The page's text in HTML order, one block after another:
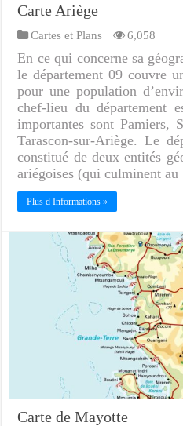
Carte Ariège
Cartes et Plans 6,058
En ce qui concerne sa
le département 09 couvre
pour une population
chef-lieu du département
importantes sont Pamiers,
Tarascon-sur-Ariège. Le
constitué de deux entités
ariégoises (qui culminent
Plus d Informations »
Carte de Mayotte